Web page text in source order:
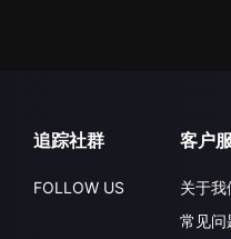
追踪社群
FOLLOW US
客户
关于我
常见问